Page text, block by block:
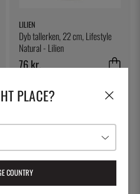
LILIEN
Dyb tallerken, 22 cm, Lifestyle
Natural - Lilien
76 kr.
PLACE?
COUNTRY